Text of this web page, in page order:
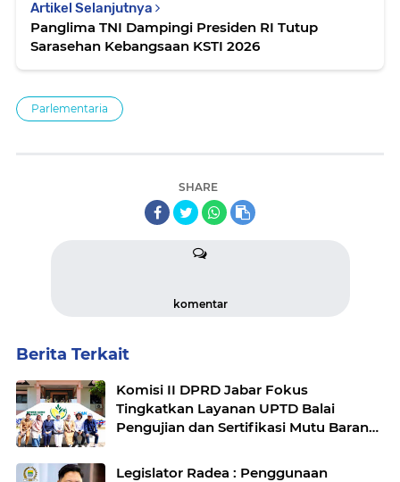
Artikel Selanjutnya
Panglima TNI Dampingi Presiden RI Tutup
Sarasehan Kebangsaan KSTI 2026
Parlementaria
SHARE
komentar
Berita Terkait
Komisi II DPRD Jabar Fokus
Tingkatkan Layanan UPTD Balai
Pengujian dan Sertifikasi Mutu Barang
Legislator Radea : Penggunaan